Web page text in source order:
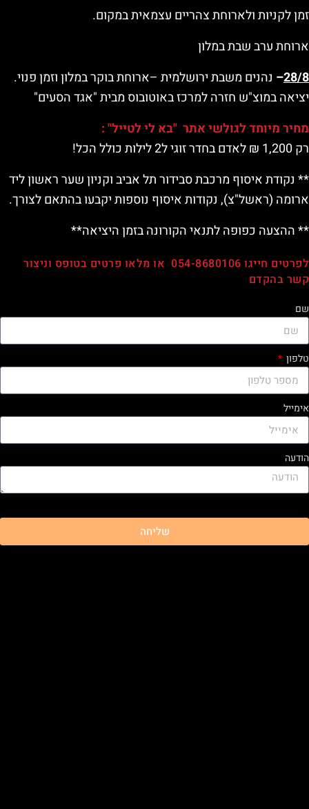
זמן לקניות ולארוחת צהריים עצמאית במקום.
ארוחת ערב שבת במלון
28/8
– נהנים משבת ירושלמית –ארוחת בוקר במלון וזמן פנוי.
יציאה במוצ"ש חזרה למרכז באוטובוס מבית "אגד הסעים"
מחיר מיוחד לגולשי אתר "בא לי לטייל" :
רק 1,200 ₪ לאדם בחדר זוגי ל2 לילות כולל הכל!
** נקודת איסוף מרכבת סבידור תל אביב וקניון שער ראשון ליד
ארומה (ראשל"צ), נקודות איסוף נוספות יקבעו בהתאם לצורך.
** ההצעה כפופה לתנאי הקורונה בזמן היציאה**
לפרטים חייגו 054-8680106 או מלאו פרטים בטופס וניצור
קשר בהקדם
שם
טלפון
אימייל
הודעה
שליחה